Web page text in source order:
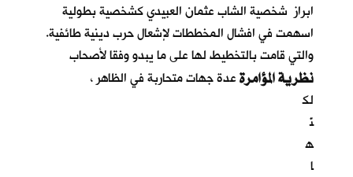
ابراز شخصية الشاب عثمان العبيدي كشخصية بطولية
اسهمت في افشال المخططات لإشعال حرب دينية طائفية.
والتي قامت بالتخطيط لها على ما يبدو وفقا لأصحاب
نظرية المؤامرةعدة جهات متحاربة في الظاهر ،
لك
نّ
ه
ا